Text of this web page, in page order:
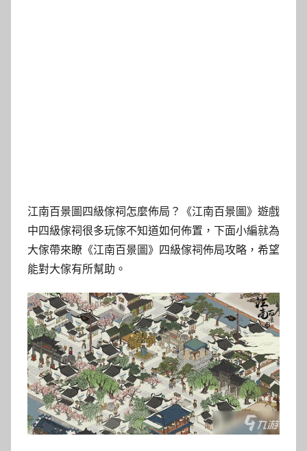
江南百景圖四級傢祠怎麼佈局？《江南百景圖》遊戲
中四級傢祠很多玩傢不知道如何佈置，下面小編就為
大傢帶來瞭《江南百景圖》四級傢祠佈局攻略，希望
能對大傢有所幫助。